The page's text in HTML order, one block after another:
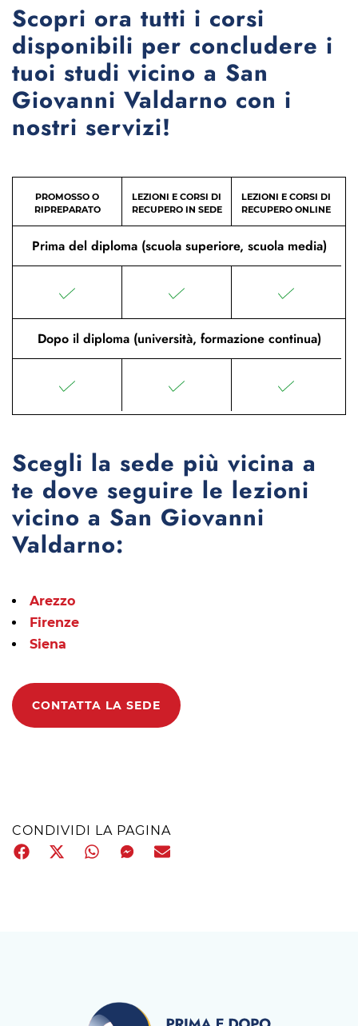
Scopri ora tutti i corsi
disponibili per concludere i
tuoi studi vicino a San
Giovanni Valdarno con i
nostri servizi!
PROMOSSO O
RIPREPARATO
LEZIONI E CORSI DI
RECUPERO IN SEDE
LEZIONI E CORSI DI
RECUPERO ONLINE
Prima del diploma (scuola superiore, scuola media)
Dopo il diploma (università, formazione continua)
Scegli la sede più vicina a
te dove seguire le lezioni
vicino a San Giovanni
Valdarno:
Arezzo
Firenze
Siena
CONTATTA LA SEDE
CONDIVIDI LA PAGINA